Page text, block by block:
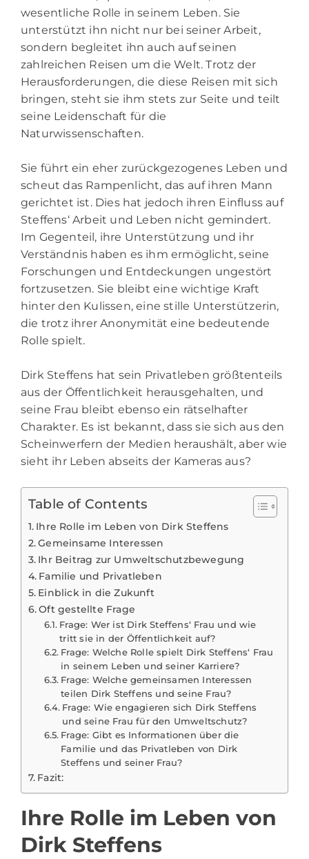
wesentliche Rolle in seinem Leben. Sie
unterstützt ihn nicht nur bei seiner Arbeit,
sondern begleitet ihn auch auf seinen
zahlreichen Reisen um die Welt. Trotz der
Herausforderungen, die diese Reisen mit sich
bringen, steht sie ihm stets zur Seite und teilt
seine Leidenschaft für die
Naturwissenschaften.
Sie führt ein eher zurückgezogenes Leben und
scheut das Rampenlicht, das auf ihren Mann
gerichtet ist. Dies hat jedoch ihren Einfluss auf
Steffens‘ Arbeit und Leben nicht gemindert.
Im Gegenteil, ihre Unterstützung und ihr
Verständnis haben es ihm ermöglicht, seine
Forschungen und Entdeckungen ungestört
fortzusetzen. Sie bleibt eine wichtige Kraft
hinter den Kulissen, eine stille Unterstützerin,
die trotz ihrer Anonymität eine bedeutende
Rolle spielt.
Dirk Steffens hat sein Privatleben größtenteils
aus der Öffentlichkeit herausgehalten, und
seine Frau bleibt ebenso ein rätselhafter
Charakter. Es ist bekannt, dass sie sich aus den
Scheinwerfern der Medien heraushält, aber wie
sieht ihr Leben abseits der Kameras aus?
Table of Contents
Ihre Rolle im Leben von Dirk Steffens
Gemeinsame Interessen
Ihr Beitrag zur Umweltschutzbewegung
Familie und Privatleben
Einblick in die Zukunft
Oft gestellte Frage
Frage: Wer ist Dirk Steffens‘ Frau und wie
tritt sie in der Öffentlichkeit auf?
Frage: Welche Rolle spielt Dirk Steffens‘ Frau
in seinem Leben und seiner Karriere?
Frage: Welche gemeinsamen Interessen
teilen Dirk Steffens und seine Frau?
Frage: Wie engagieren sich Dirk Steffens
und seine Frau für den Umweltschutz?
Frage: Gibt es Informationen über die
Familie und das Privatleben von Dirk
Steffens und seiner Frau?
Fazit:
Ihre Rolle im Leben von
Dirk Steffens